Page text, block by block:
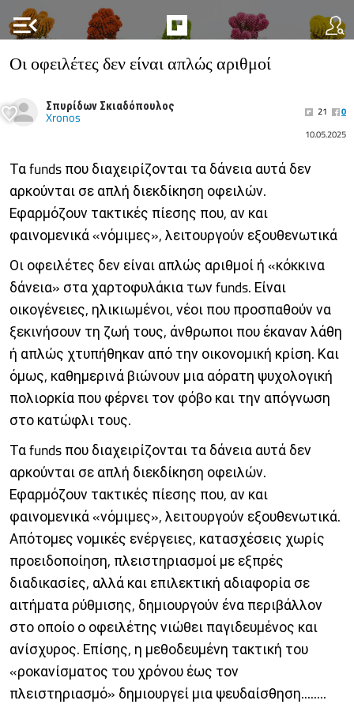
menu_open
Οι οφειλέτες δεν είναι απλώς αριθμοί
Σπυρίδων Σκιαδόπουλος
Xronos 21
0
10.05.2025
Τα funds που διαχειρίζονται τα δάνεια αυτά δεν
αρκούνται σε απλή διεκδίκηση οφειλών.
Εφαρμόζουν τακτικές πίεσης που, αν και
φαινομενικά «νόμιμες», λειτουργούν εξουθενωτικά
Οι οφειλέτες δεν είναι απλώς αριθμοί ή «κόκκινα
δάνεια» στα χαρτοφυλάκια των funds. Είναι
οικογένειες, ηλικιωμένοι, νέοι που προσπαθούν να
ξεκινήσουν τη ζωή τους, άνθρωποι που έκαναν λάθη
ή απλώς χτυπήθηκαν από την οικονομική κρίση. Και
όμως, καθημερινά βιώνουν μια αόρατη ψυχολογική
πολιορκία που φέρνει τον φόβο και την απόγνωση
στο κατώφλι τους.
Τα funds που διαχειρίζονται τα δάνεια αυτά δεν
αρκούνται σε απλή διεκδίκηση οφειλών.
Εφαρμόζουν τακτικές πίεσης που, αν και
φαινομενικά «νόμιμες», λειτουργούν εξουθενωτικά.
Απότομες νομικές ενέργειες, κατασχέσεις χωρίς
προειδοποίηση, πλειστηριασμοί με εξπρές
διαδικασίες, αλλά και επιλεκτική αδιαφορία σε
αιτήματα ρύθμισης, δημιουργούν ένα περιβάλλον
στο οποίο ο οφειλέτης νιώθει παγιδευμένος και
ανίσχυρος. Επίσης, η μεθοδευμένη τακτική του
«ροκανίσματος του χρόνου έως τον
πλειστηριασμό» δημιουργεί μια ψευδαίσθηση........